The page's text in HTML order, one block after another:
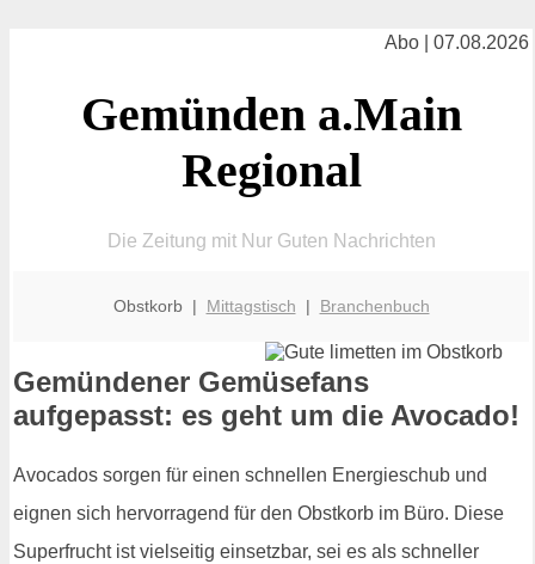
Abo | 07.08.2026
Gemünden a.Main
Regional
Die Zeitung mit Nur Guten Nachrichten
Obstkorb | Mittagstisch | Branchenbuch
Gemündener Gemüsefans
aufgepasst: es geht um die Avocado!
Avocados sorgen für einen schnellen Energieschub und
eignen sich hervorragend für den Obstkorb im Büro. Diese
Superfrucht ist vielseitig einsetzbar, sei es als schneller